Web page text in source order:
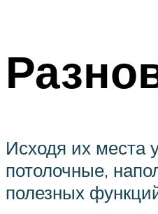
Исходя их места
потолочные,
полезных